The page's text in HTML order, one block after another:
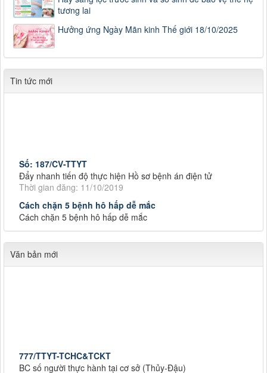
tương lai
Hưởng ứng Ngày Mãn kinh Thế giới 18/10/2025
Tin tức mới
Đẩy nhanh tiến độ thực hiện Hồ sơ bệnh án điện tử
Thời gian đăng: 11/10/2019
Cách chặn 5 bệnh hô hấp dễ mắc
Cách chặn 5 bệnh hô hấp dễ mắc
Thời gian đăng: 11/10/2019
Tiếp tục tăng cường công tác lãnh, chỉ đạo phòng, chống
dịch tả lợn châu Phi
Thời gian đăng: 11/10/2019
Văn bản mới
BC số người thực hành tại cơ sở (Thủy-Đậu)